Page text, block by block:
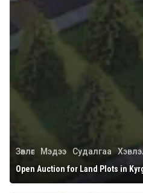
Зөвлөгөө Мэдээ Судалгаа
Open Auction for Land Plots in